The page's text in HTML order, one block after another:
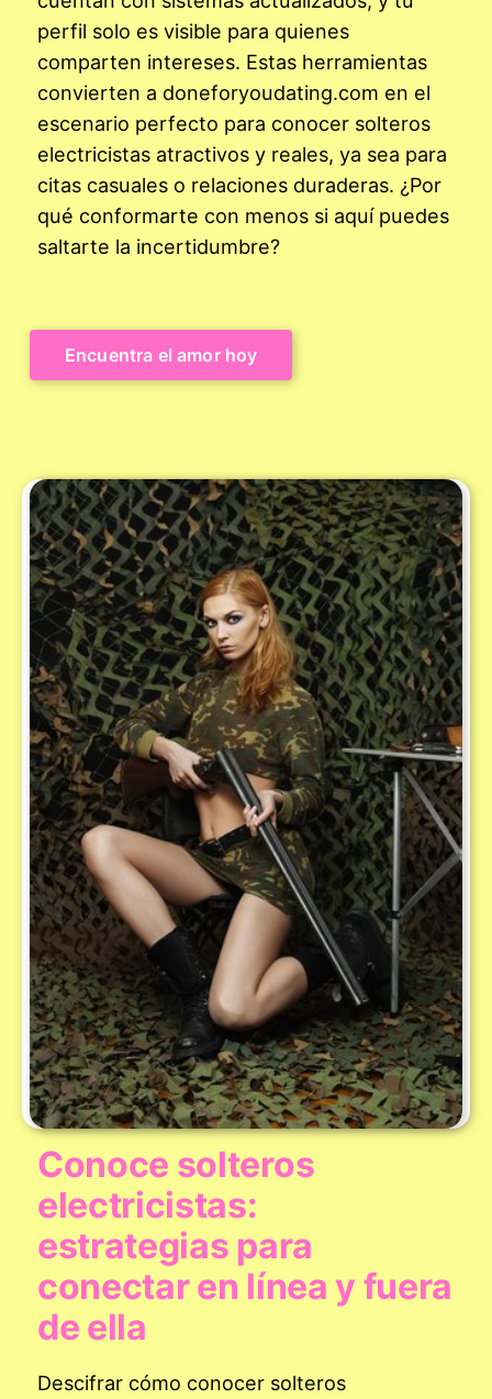
perfil solo es visible para quienes
comparten intereses. Estas herramientas
convierten a doneforyoudating.com en el
escenario perfecto para conocer solteros
electricistas atractivos y reales, ya sea para
citas casuales o relaciones duraderas. ¿Por
qué conformarte con menos si aquí puedes
saltarte la incertidumbre?
Encuentra el amor hoy
Conoce solteros
electricistas:
estrategias para
conectar en línea y fuera
de ella
Descifrar cómo conocer solteros